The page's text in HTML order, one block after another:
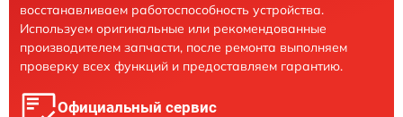
восстанавливаем работоспособность устройства.
Используем оригинальные или рекомендованные
производителем запчасти, после ремонта выполняем
проверку всех функций и предоставляем гарантию.
Официальный сервис